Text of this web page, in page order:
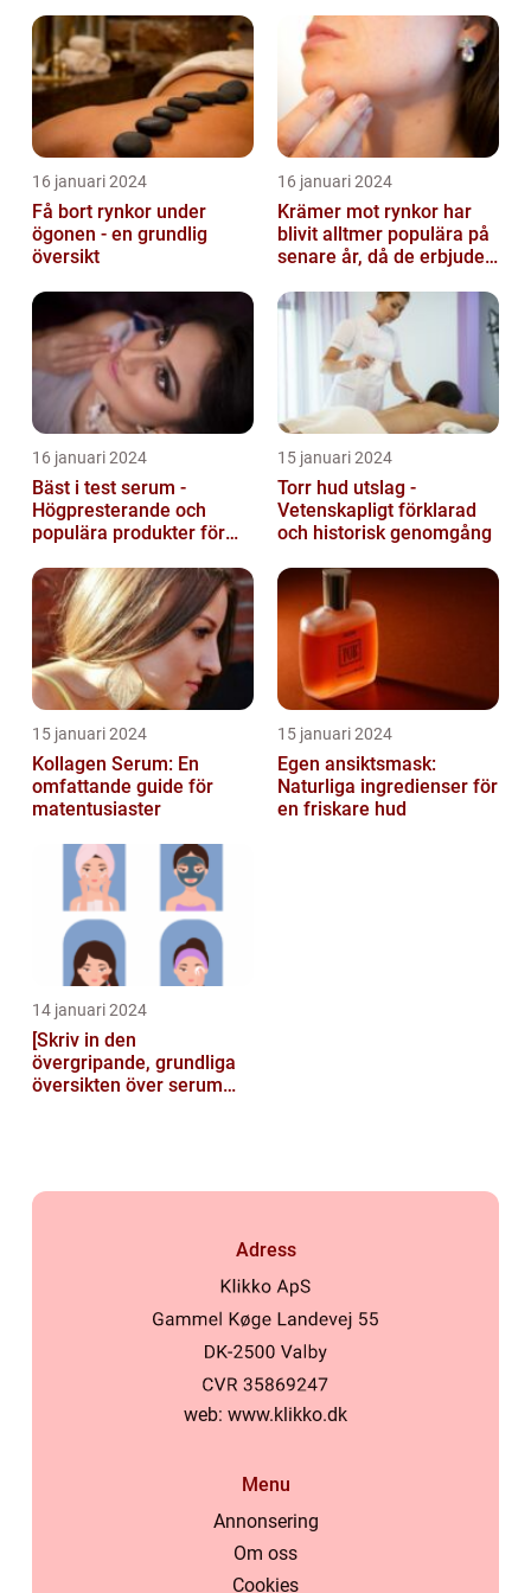
16 januari 2024
Få bort rynkor under
ögonen - en grundlig
översikt
16 januari 2024
Krämer mot rynkor har
blivit alltmer populära på
senare år, då de erbjuder
lösni...
16 januari 2024
Bäst i test serum -
Högpresterande och
populära produkter för
15 januari 2024
Torr hud utslag -
Vetenskapligt förklarad
och historisk genomgång
15 januari 2024
Kollagen Serum: En
omfattande guide för
matentusiaster
15 januari 2024
Egen ansiktsmask:
Naturliga ingredienser för
en friskare hud
14 januari 2024
[Skriv in den
övergripande, grundliga
översikten över serum
Adress
web: www.klikko.dk
Menu
Annonsering
Om oss
Cookies